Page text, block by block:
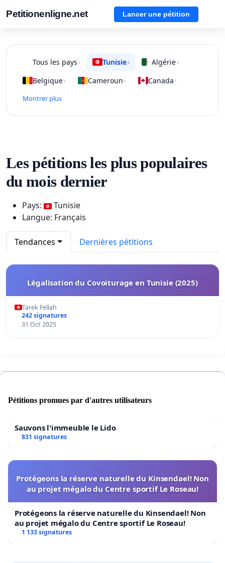
Petitionenligne.net Lancer une pétition
Tous les pays › Tunisie› Algérie›
Belgique› Cameroun › Canada ›
Montrer plus
Les pétitions les plus populaires
du mois dernier
Pays:
Tunisie
Langue: Français
Tendances Dernières pétitions
Légalisation du Covoiturage en Tunisie (2025)
Tarek Fellah
242 signatures
31 Oct 2025
Pétitions promues par d'autres utilisateurs
Sauvons l'immeuble le Lido
831 signatures
Protégeons la réserve naturelle du Kinsendael! Non
au projet mégalo du Centre sportif Le Roseau!
Protégeons la réserve naturelle du Kinsendael! Non
au projet mégalo du Centre sportif Le Roseau!
1 133 signatures